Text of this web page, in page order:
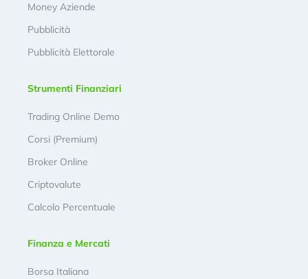
Money Aziende
Pubblicità
Pubblicità Elettorale
Strumenti Finanziari
Trading Online Demo
Corsi (Premium)
Broker Online
Criptovalute
Calcolo Percentuale
Finanza e Mercati
Borsa Italiana